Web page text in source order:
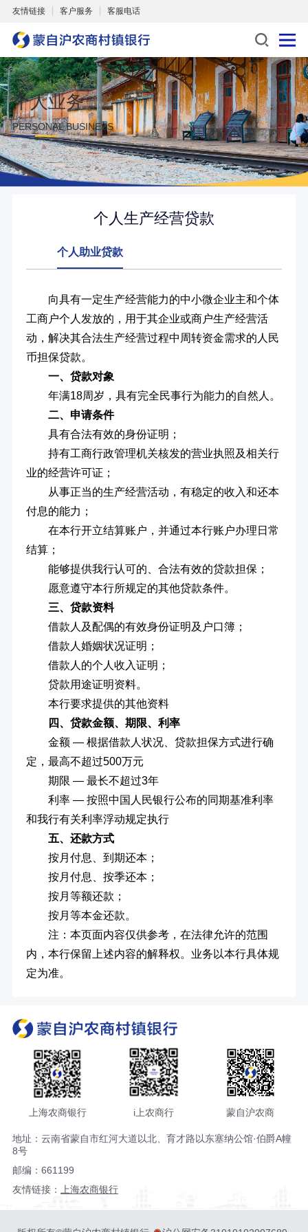
友情链接 客户服务 客服电话
个人业务
PERSONAL BUSINESS
个人生产经营贷款
个人助业贷款
向具有一定生产经营能力的中小微企业主和个体
工商户个人发放的，用于其企业或商户生产经营活
动，解决其合法生产经营过程中周转资金需求的人民
币担保贷款。
一、贷款对象
年满18周岁，具有完全民事行为能力的自然人。
二、申请条件
具有合法有效的身份证明；
持有工商行政管理机关核发的营业执照及相关行
业的经营许可证；
从事正当的生产经营活动，有稳定的收入和还本
付息的能力；
在本行开立结算账户，并通过本行账户办理日常
结算；
能够提供我行认可的、合法有效的贷款担保；
愿意遵守本行所规定的其他贷款条件。
三、贷款资料
借款人及配偶的有效身份证明及户口簿；
借款人婚姻状况证明；
借款人的个人收入证明；
贷款用途证明资料。
本行要求提供的其他资料
四、贷款金额、期限、利率
金额 — 根据借款人状况、贷款担保方式进行确
定，最高不超过500万元
期限 — 最长不超过3年
利率 — 按照中国人民银行公布的同期基准利率
和我行有关利率浮动规定执行
五、还款方式
按月付息、到期还本；
按月付息、按季还本；
按月等额还款；
按月等本金还款。
注：本页面内容仅供参考，在法律允许的范围
内，本行保留上述内容的解释权。业务以本行具体规
定为准。
上海农商银行 i上农商行 蒙自沪农商
地址：云南省蒙自市红河大道以北、育才路以东塞纳公馆·伯爵A幢
8号
邮编：661199
友情链接：
上海农商银行